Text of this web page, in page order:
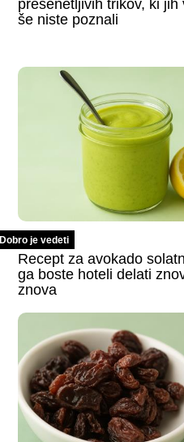
presenetljivih trikov, ki jih
še niste poznali
Dobro je vedeti
Recept za avokado
ga boste hoteli delati
znova